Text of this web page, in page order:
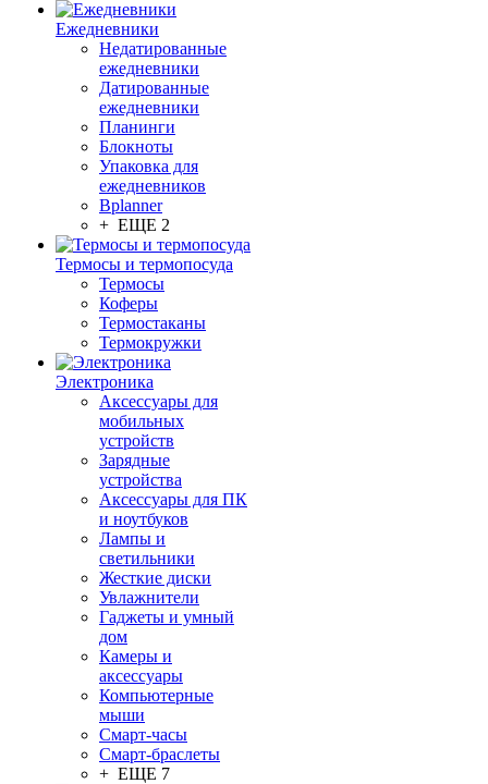
Ежедневники
Недатированные
ежедневники
Датированные
ежедневники
Планинги
Блокноты
Упаковка для
ежедневников
Bplanner
+ ЕЩЕ 2
Термосы и термопосуда
Термосы
Коферы
Термостаканы
Термокружки
Электроника
Аксессуары для
мобильных
устройств
Зарядные
устройства
Аксессуары для ПК
и ноутбуков
Лампы и
светильники
Жесткие диски
Увлажнители
Гаджеты и умный
дом
Камеры и
аксессуары
Компьютерные
мыши
Смарт-часы
Смарт-браслеты
+ ЕЩЕ 7